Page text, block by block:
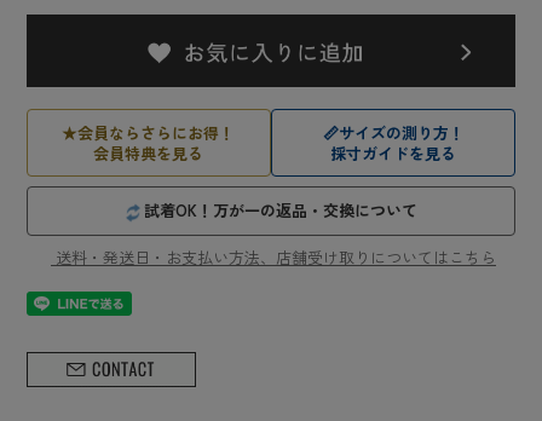
★会員ならさらにお得！
会員特典を見る
📏サイズの測り方！
採寸ガイドを見る
試着OK！万が一の返品・交換について
送料・発送日・お支払い方法、店舗受け取りについてはこちら